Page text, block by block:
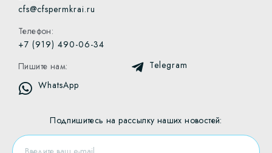
cfs@cfspermkrai.ru
Телефон:
+7 (919) 490-06-34
Пишите нам:
Telegram
WhatsApp
Подпишитесь на рассылку наших новостей: